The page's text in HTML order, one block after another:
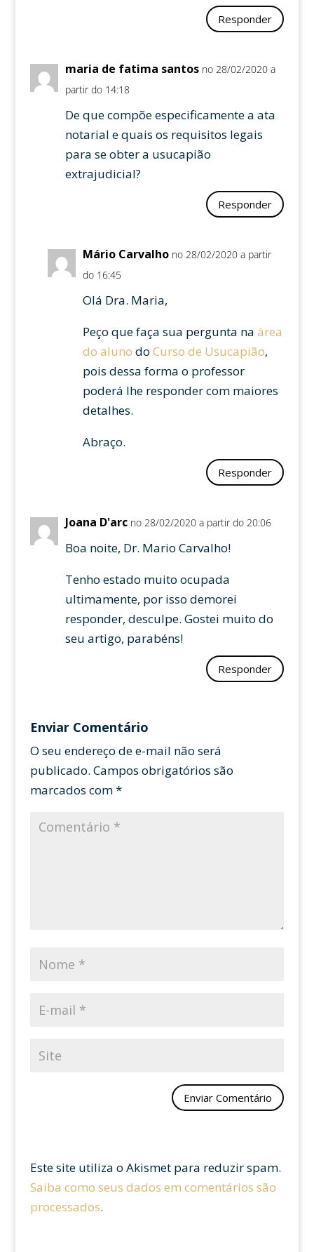
Responder
maria de fatima santos no 28/02/2020 a
partir do 14:18
De que compõe especificamente a ata
notarial e quais os requisitos legais
para se obter a usucapião
extrajudicial?
Responder
Mário Carvalho no 28/02/2020 a partir
do 16:45
Olá Dra. Maria,
Peço que faça sua pergunta na área
do aluno do Curso de Usucapião,
pois dessa forma o professor
poderá lhe responder com maiores
detalhes.
Abraço.
Responder
Joana D'arc no 28/02/2020 a partir do 20:06
Boa noite, Dr. Mario Carvalho!
Tenho estado muito ocupada
ultimamente, por isso demorei
responder, desculpe. Gostei muito do
seu artigo, parabéns!
Responder
Enviar Comentário
O seu endereço de e-mail não será
publicado. Campos obrigatórios são
marcados com*
Este site utiliza o Akismet para reduzir spam.
Saiba como seus dados em comentários são
processados.